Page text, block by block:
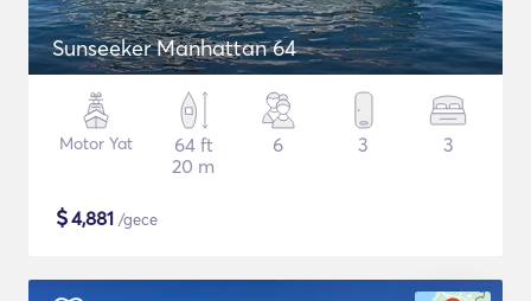
Sunseeker Manhattan 64
Motor Yat
64 ft
20 m
6 3 3
$4,881 /gece